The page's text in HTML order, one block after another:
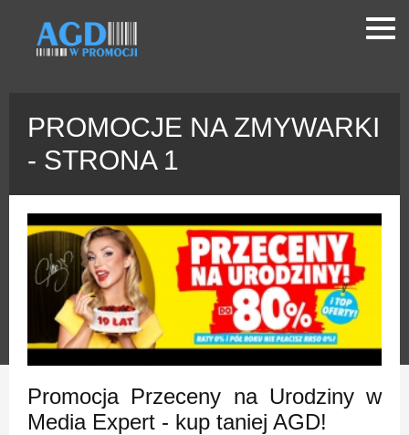
PROMOCJE NA ZMYWARKI
- STRONA 1
Promocja Przeceny na Urodziny w
Media Expert - kup taniej AGD!